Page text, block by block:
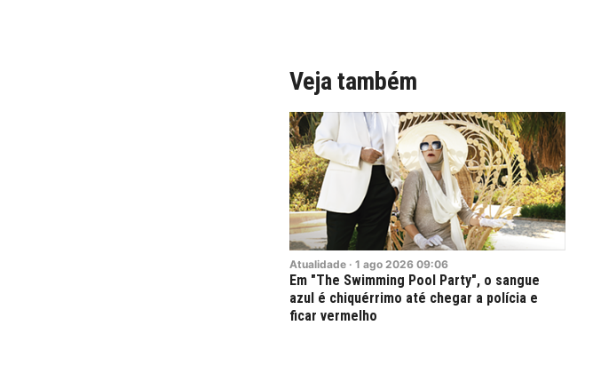
Veja também
Atualidade · 1 ago 2026 09:06
Em "The Swimming Pool Party", o sangue
azul é chiquérrimo até chegar a polícia e
ficar vermelho